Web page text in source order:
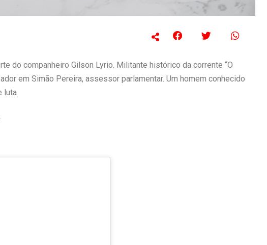
do companheiro Gilson Lyrio. Militante histórico da corrente “O
em Simão Pereira, assessor parlamentar. Um homem conhecido